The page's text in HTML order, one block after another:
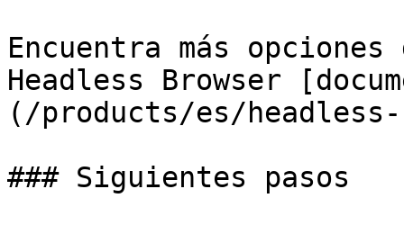
Encuentra más
Headless Browser
(/products/es/
### Siguientes pasos